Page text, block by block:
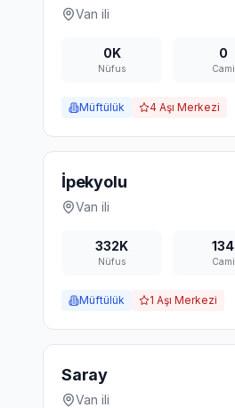
Van ili
0K
Nüfus
0
Cami
Müftülük 4 Aşı Merkezi
İpekyolu
Van ili
332K
Nüfus
134
Cami
Müftülük 1 Aşı Merkezi
Saray
Van ili